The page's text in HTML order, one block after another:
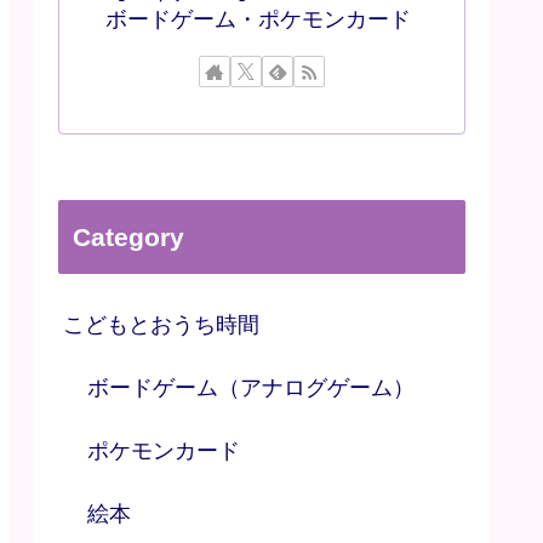
ボードゲーム・ポケモンカード
Category
こどもとおうち時間
ボードゲーム（アナログゲーム）
ポケモンカード
絵本